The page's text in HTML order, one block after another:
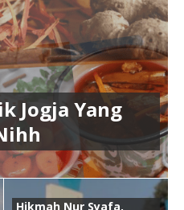
Jogja Yang
Hikmah Nur Syafa,